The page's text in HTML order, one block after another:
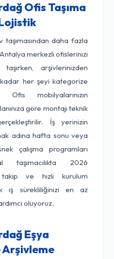
Ofis Taşıma
taşımasından daha fazla
merkezli ofislerinizi
arşivlerinizden
kadar her şeyi kategorize
mobilyalarınızın
göre montajı teknik
İş yerinizin
adına hafta sonu veya
çalışma programları
taşımacılıkta 2026
ve hızlı kurulum
iş sürekliliğinizi en az
oluyoruz.
Eşya
Arşivleme